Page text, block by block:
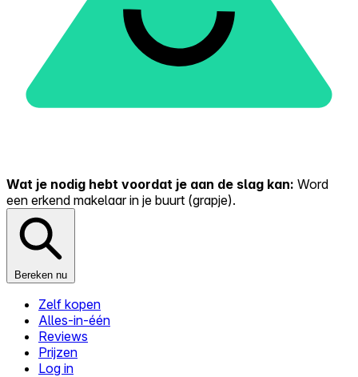
Wat je nodig hebt voordat je aan de slag kan: Word
een erkend makelaar in je buurt (grapje).
Bereken nu
Zelf kopen
Alles-in-één
Reviews
Prijzen
Log in